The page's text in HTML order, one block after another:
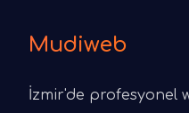
Mudiweb
İzmir'de profesyonel